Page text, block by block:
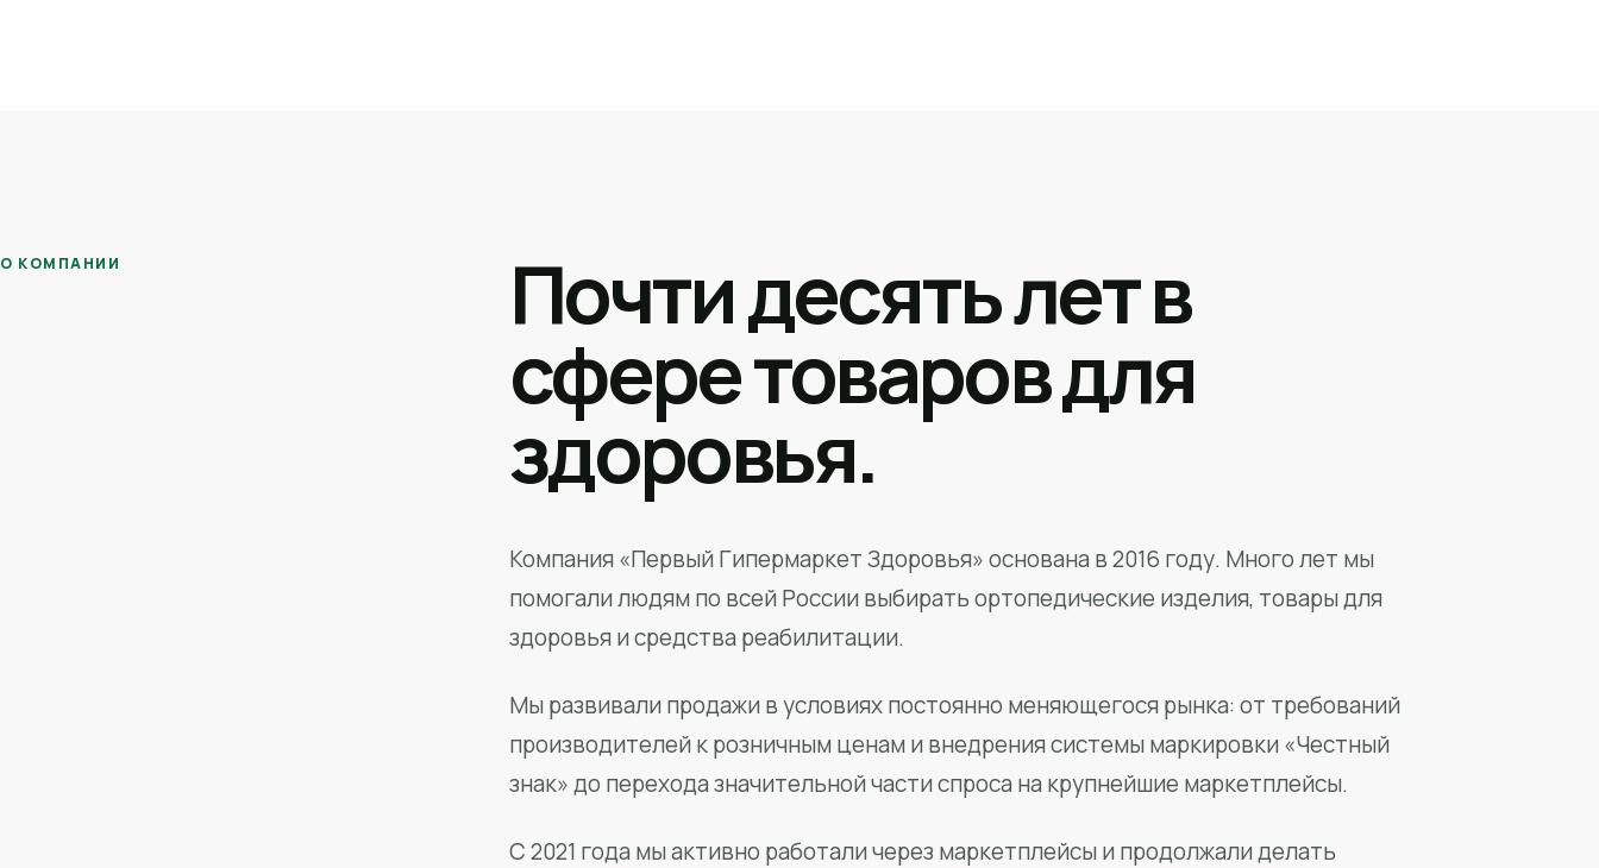
О КОМПАНИИ Почти десять лет в
сфере товаров для
здоровья.
Компания «Первый Гипермаркет Здоровья» основана в 2016 году. Много лет мы
помогали людям по всей России выбирать ортопедические изделия, товары для
здоровья и средства реабилитации.
Мы развивали продажи в условиях постоянно меняющегося рынка: от требований
производителей к розничным ценам и внедрения системы маркировки «Честный
знак» до перехода значительной части спроса на крупнейшие маркетплейсы.
С 2021 года мы активно работали через маркетплейсы и продолжали делать